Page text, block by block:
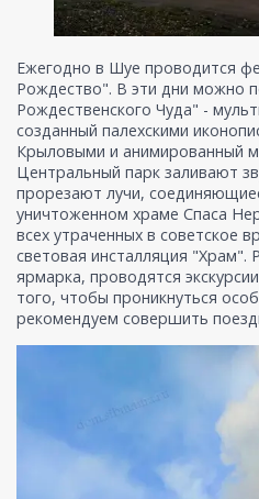
Ежегодно в Шуе проводится
Рождество". В эти дни можно
Рождественского Чуда" -
созданный палехскими
Крыловыми и анимированный
Центральный парк заливают
прорезают лучи,
уничтоженном храме Спаса
всех утраченных в советское
световая инсталляция "Храм".
ярмарка, проводятся
того, чтобы проникнуться
рекомендуем совершить